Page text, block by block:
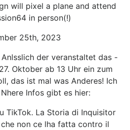
will pixel a plane and attend
in person(!)
25th, 2023
der veranstaltet das -
Oktober ab 13 Uhr ein zum
das ist mal was Anderes! Ich
Infos gibt es hier:
TikTok. La Storia di Inquisitor
non ce lha fatta contro il